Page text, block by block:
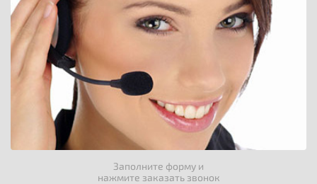
Заполните форму и
нажмите заказать звонок